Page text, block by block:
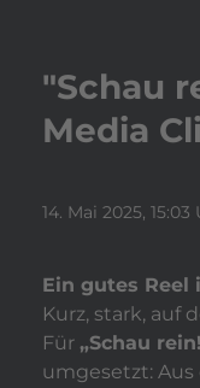
"Schau
Media
14. Mai 2025, 15:03
Ein gutes Reel
Kurz, stark, auf
Für„Schau
umgesetzt: